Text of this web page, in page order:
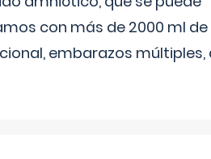
con más de 2000 ml de
embarazos múltiples,